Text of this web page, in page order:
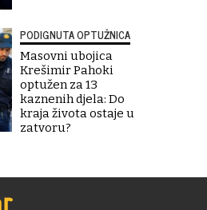
PODIGNUTA OPTUŽNICA
Masovni ubojica
Krešimir Pahoki
optužen za 13
kaznenih djela: Do
kraja života ostaje u
zatvoru?